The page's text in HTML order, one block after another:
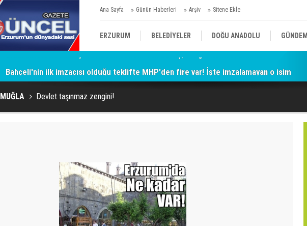
Ana Sayfa Günün Haberleri Arşiv Sitene Ekle
ERZURUM BELEDİYELER DOĞU ANADOLU GÜNDEM
KÜLTÜR/SANAT//MAĞAZİN
Bahçeli'nin ilk imzacısı olduğu teklifte MHP'den fire var! İşte imzalamayan o isim
MUĞLA Devlet taşınmaz zengini!